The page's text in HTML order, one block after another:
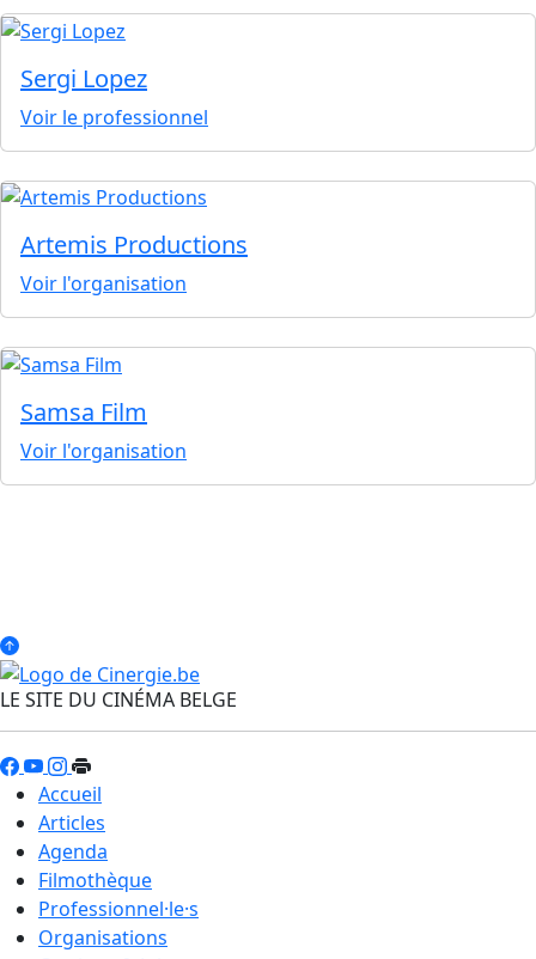
Sergi Lopez
Voir le professionnel
Artemis Productions
Voir l'organisation
Samsa Film
Voir l'organisation
LE SITE DU CINÉMA BELGE
Accueil
Articles
Agenda
Filmothèque
Professionnel·le·s
Organisations